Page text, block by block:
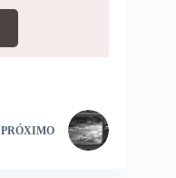
PRÓXIMO